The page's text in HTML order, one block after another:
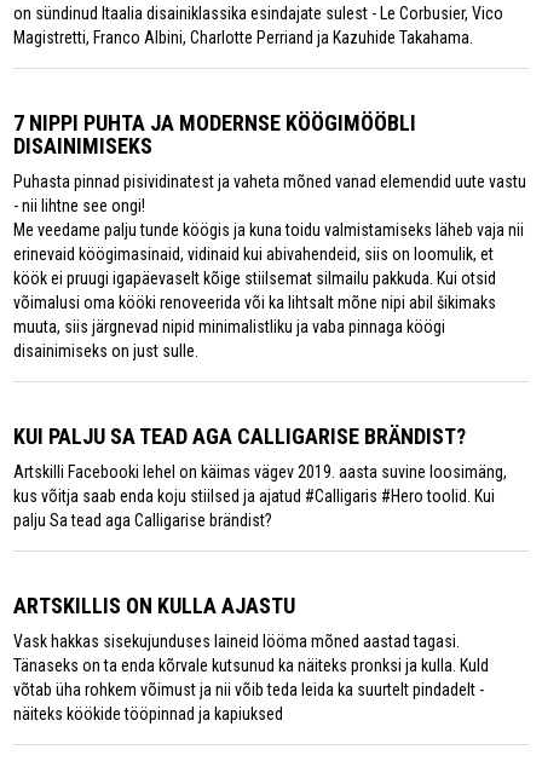
on sündinud Itaalia disainiklassika esindajate sulest - Le Corbusier, Vico
Magistretti, Franco Albini, Charlotte Perriand ja Kazuhide Takahama.
7 NIPPI PUHTA JA MODERNSE KÖÖGIMÖÖBLI
DISAINIMISEKS
Puhasta pinnad pisividinatest ja vaheta mõned vanad elemendid uute vastu
- nii lihtne see ongi!
Me veedame palju tunde köögis ja kuna toidu valmistamiseks läheb vaja nii
erinevaid köögimasinaid, vidinaid kui abivahendeid, siis on loomulik, et
köök ei pruugi igapäevaselt kõige stiilsemat silmailu pakkuda. Kui otsid
võimalusi oma kööki renoveerida või ka lihtsalt mõne nipi abil šikimaks
muuta, siis järgnevad nipid minimalistliku ja vaba pinnaga köögi
disainimiseks on just sulle.
KUI PALJU SA TEAD AGA CALLIGARISE BRÄNDIST?
Artskilli Facebooki lehel on käimas vägev 2019. aasta suvine loosimäng,
kus võitja saab enda koju stiilsed ja ajatud #Calligaris #Hero toolid. Kui
palju Sa tead aga Calligarise brändist?
ARTSKILLIS ON KULLA AJASTU
Vask hakkas sisekujunduses laineid lööma mõned aastad tagasi.
Tänaseks on ta enda kõrvale kutsunud ka näiteks pronksi ja kulla. Kuld
võtab üha rohkem võimust ja nii võib teda leida ka suurtelt pindadelt -
näiteks köökide tööpinnad ja kapiuksed